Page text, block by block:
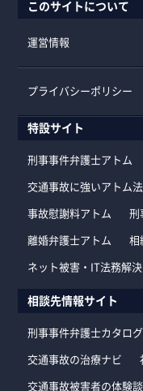
このサイトについて
運営情報
プライバシーポリシー
特設サイト
刑事事件弁護士アトム
交通事故に強いアトム
事故慰謝料アトム 刑
離婚弁護士アトム 相
ネット被害・IT法務解
相談先情報サイト
刑事事件弁護士カタログ
交通事故の治療ナビ
交通事故被害者の体験談